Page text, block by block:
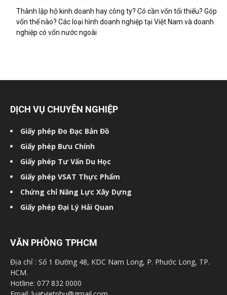
Thành lập hộ kinh doanh hay công ty? Có cần vốn tối thiểu? Góp
vốn thế nào? Các loại hình doanh nghiệp tại Việt Nam và doanh
nghiệp có vốn nước ngoài
DỊCH VỤ CHUYÊN NGHIỆP
Giấy phép Đo Đạc Bản Đồ
Giấy phép Bưu Chính
Giấy phép Tư Vấn Du Học
Giấy phép VSAT Thực Phẩm
Chứng chỉ Năng Lực Xây Dựng
Giấy phép Đại Lý Hải Quan
VĂN PHÒNG TPHCM
Địa chỉ : Số 1 Đường 48, KDC Nam Long, P. Phước Long, TP.
HCM.
Hotline: 077 832 0000